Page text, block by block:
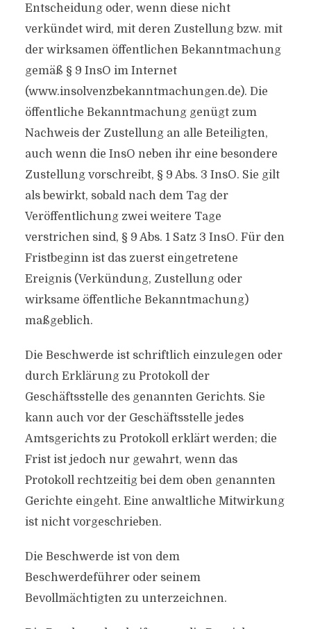
Entscheidung oder, wenn diese nicht
verkündet wird, mit deren Zustellung bzw. mit
der wirksamen öffentlichen Bekanntmachung
gemäß § 9 InsO im Internet
(www.insolvenzbekanntmachungen.de). Die
öffentliche Bekanntmachung genügt zum
Nachweis der Zustellung an alle Beteiligten,
auch wenn die InsO neben ihr eine besondere
Zustellung vorschreibt, § 9 Abs. 3 InsO. Sie gilt
als bewirkt, sobald nach dem Tag der
Veröffentlichung zwei weitere Tage
verstrichen sind, § 9 Abs. 1 Satz 3 InsO. Für den
Fristbeginn ist das zuerst eingetretene
Ereignis (Verkündung, Zustellung oder
wirksame öffentliche Bekanntmachung)
maßgeblich.
Die Beschwerde ist schriftlich einzulegen oder
durch Erklärung zu Protokoll der
Geschäftsstelle des genannten Gerichts. Sie
kann auch vor der Geschäftsstelle jedes
Amtsgerichts zu Protokoll erklärt werden; die
Frist ist jedoch nur gewahrt, wenn das
Protokoll rechtzeitig bei dem oben genannten
Gerichte eingeht. Eine anwaltliche Mitwirkung
ist nicht vorgeschrieben.
Die Beschwerde ist von dem
Beschwerdeführer oder seinem
Bevollmächtigten zu unterzeichnen.